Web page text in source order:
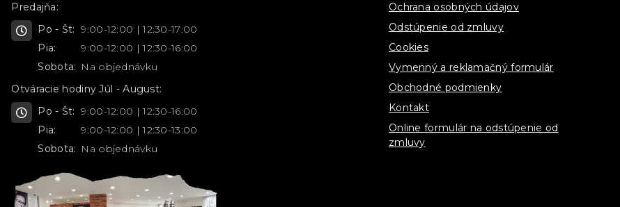
Predajňa:
Po - Št: 9:00-12:00 | 12:30-17:00
Pia:
9:00-12:00 | 12:30-16:00
Sobota: Na objednávku
Otváracie hodiny Júl - August:
Po - Št: 9:00-12:00 | 12:30-16:00
Pia:
9:00-12:00 | 12:30-13:00
Sobota: Na objednávku
Ochrana osobných údajov
Odstúpenie od zmluvy
Cookies
Vymenný a reklamačný formulár
Obchodné podmienky
Kontakt
Online formulár na odstúpenie od
zmluvy